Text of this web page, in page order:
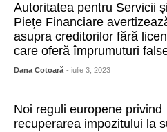
Autoritatea pentru Servicii și
Piețe Financiare
asupra creditorilor fără
care oferă împrumuturi
Dana Cotoară - iulie 3, 2023
Noi reguli europene privind
recuperarea impozitului la